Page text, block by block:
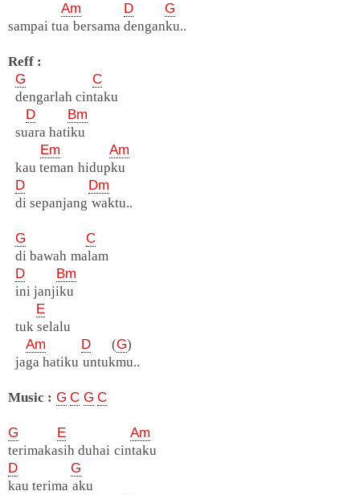
Am
D
G
sampai tua bersama denganku..
Reff :
G
C
dengarlah cintaku
D
Bm
suara hatiku
Em
Am
kau teman hidupku
D
Dm
di sepanjang waktu..
G
C
di bawah malam
D
Bm
ini janjiku
E
tuk selalu
Am
D (G)
jaga hatiku untukmu..
Music : G C G C
G E
Am
terimakasih duhai cintaku
D
G
kau terima aku